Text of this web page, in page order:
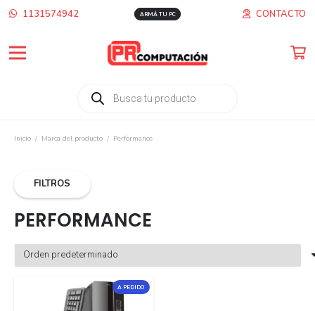
1131574942 ARMÁ TU PC CONTACTO
Búsqueda
de
Inicio / Marca del producto / Performance
FILTROS
PERFORMANCE
A PEDIDO